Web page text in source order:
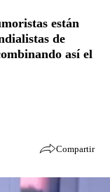
están
de
así el
Compartir